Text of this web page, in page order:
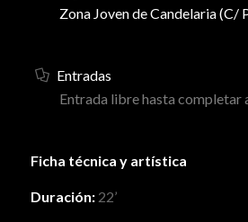
Zona Joven de Candelaria (C/
Entradas
Entrada libre hasta completar
Ficha técnica y artística
Duración: 22’